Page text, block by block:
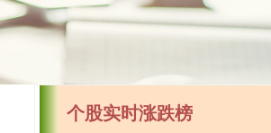
个股实时涨跌榜